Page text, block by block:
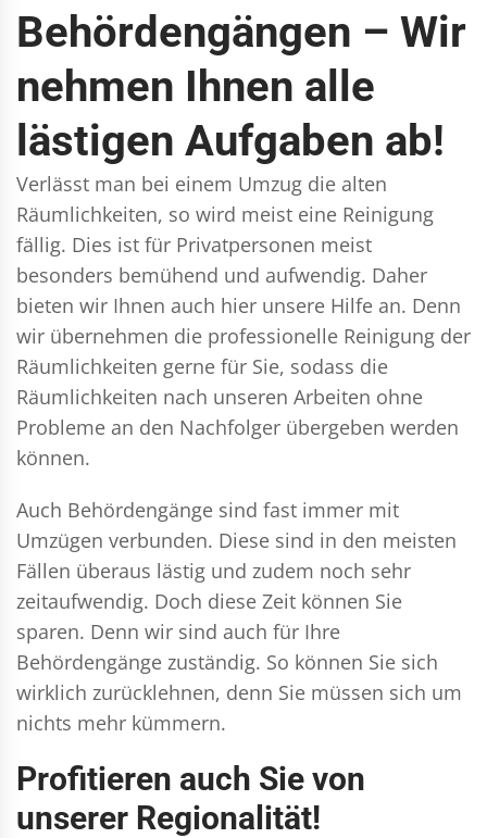
Behördengängen – Wir
nehmen Ihnen alle
lästigen Aufgaben ab!
Verlässt man bei einem Umzug die alten
Räumlichkeiten, so wird meist eine Reinigung
fällig. Dies ist für Privatpersonen meist
besonders bemühend und aufwendig. Daher
bieten wir Ihnen auch hier unsere Hilfe an. Denn
wir übernehmen die professionelle Reinigung der
Räumlichkeiten gerne für Sie, sodass die
Räumlichkeiten nach unseren Arbeiten ohne
Probleme an den Nachfolger übergeben werden
können.
Auch Behördengänge sind fast immer mit
Umzügen verbunden. Diese sind in den meisten
Fällen überaus lästig und zudem noch sehr
zeitaufwendig. Doch diese Zeit können Sie
sparen. Denn wir sind auch für Ihre
Behördengänge zuständig. So können Sie sich
wirklich zurücklehnen, denn Sie müssen sich um
nichts mehr kümmern.
Profitieren auch Sie von
unserer Regionalität!